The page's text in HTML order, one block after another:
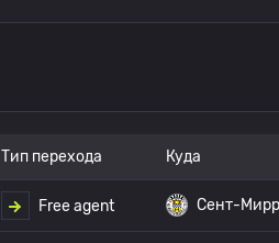
Тип перехода Куда
Free agent Сент-